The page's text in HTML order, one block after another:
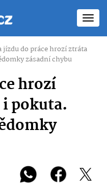
jízdu do práce hrozí ztráta
zásadní chybu
hrozí
pokuta.